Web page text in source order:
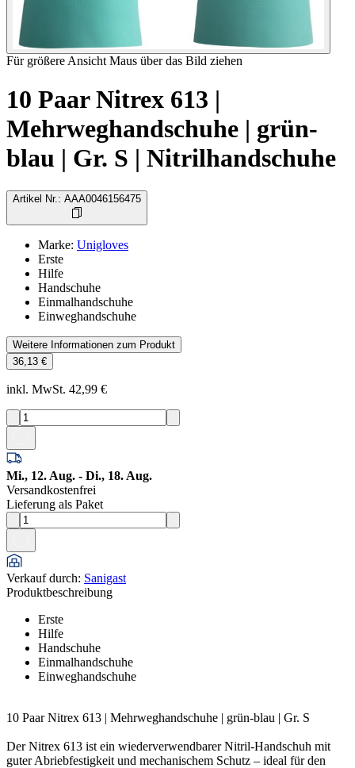
Für größere Ansicht Maus über das Bild ziehen
10 Paar Nitrex 613 |
Mehrweghandschuhe | grün-
blau | Gr. S | Nitrilhandschuhe
Artikel Nr. : AAA0046156475
Marke: Unigloves
Erste
Hilfe
Handschuhe
Einmalhandschuhe
Einweghandschuhe
Weitere Informationen zum Produkt
36,13 €
inkl. MwSt. 42,99 €
Mi., 12. Aug. - Di., 18. Aug.
Versandkostenfrei
Lieferung als Paket
Verkauf durch: Sanigast
Produktbeschreibung
Erste
Hilfe
Handschuhe
Einmalhandschuhe
Einweghandschuhe
10 Paar Nitrex 613 | Mehrweghandschuhe | grün-blau | Gr. S
Der Nitrex 613 ist ein wiederverwendbarer Nitril-Handschuh mit
guter Abriebfestigkeit und mechanischem Schutz – ideal für den